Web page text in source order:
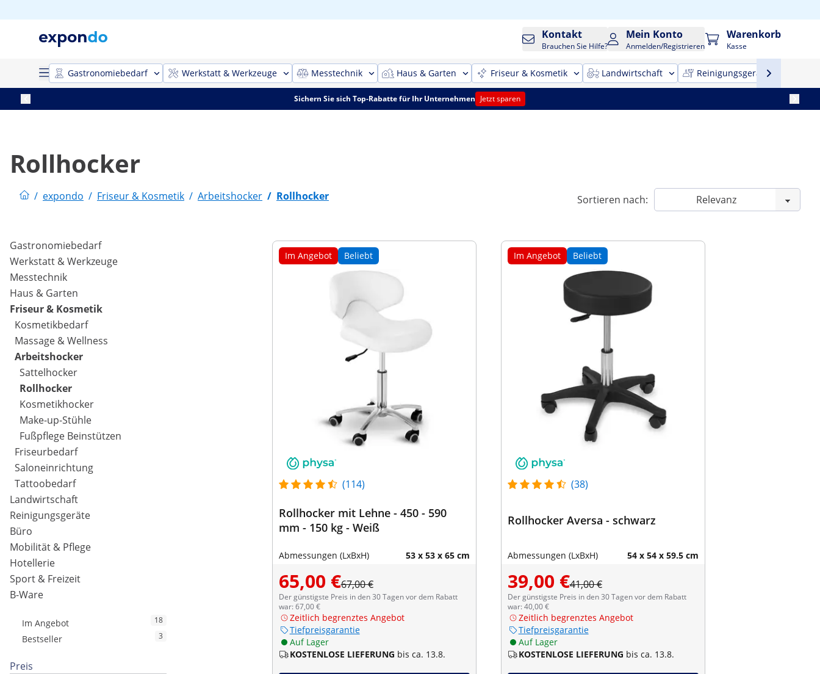
Kontakt
Brauchen Sie Hilfe?
Mein Konto
Anmelden/Registrieren
Warenkorb
Kasse
Gastronomiebedarf Werkstatt & Werkzeuge Messtechnik Haus & Garten Friseur & Kosmetik Landwirtschaft Reinigungsgeräte
Sichern Sie sich Top-Rabatte für Ihr Unternehmen Jetzt sparen
Rollhocker
/ expondo / Friseur & Kosmetik / Arbeitshocker / Rollhocker Sortieren nach:
Gastronomiebedarf
Werkstatt & Werkzeuge
Messtechnik
Haus & Garten
Friseur & Kosmetik
Kosmetikbedarf
Massage & Wellness
Arbeitshocker
Sattelhocker
Rollhocker
Kosmetikhocker
Make-up-Stühle
Fußpflege Beinstützen
Friseurbedarf
Saloneinrichtung
Tattoobedarf
Landwirtschaft
Reinigungsgeräte
Büro
Mobilität & Pflege
Hotellerie
Sport & Freizeit
B-Ware
Im Angebot 18
Bestseller 3
Preis
Im Angebot Beliebt
(114)
Rollhocker mit Lehne - 450 - 590
mm - 150 kg - Weiß
Abmessungen (LxBxH) 53 x 53 x 65 cm
65,00 €67,00 €
Der günstigste Preis in den 30 Tagen vor dem Rabatt
war: 67,00 €
Zeitlich begrenztes Angebot
Tiefpreisgarantie
Auf Lager
KOSTENLOSE LIEFERUNG bis ca. 13.8.
Im Angebot Beliebt
(38)
Rollhocker Aversa - schwarz
Abmessungen (LxBxH) 54 x 54 x 59.5 cm
39,00 €41,00 €
Der günstigste Preis in den 30 Tagen vor dem Rabatt
war: 40,00 €
Zeitlich begrenztes Angebot
Tiefpreisgarantie
Auf Lager
KOSTENLOSE LIEFERUNG bis ca. 13.8.